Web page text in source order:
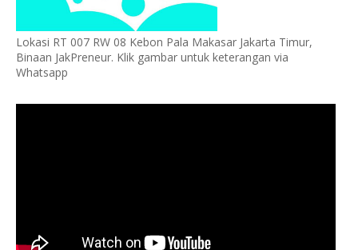
Lokasi RT 007 RW 08 Kebon Pala Makasar Jakarta Timur,
Binaan JakPreneur. Klik gambar untuk keterangan via
Whatsapp